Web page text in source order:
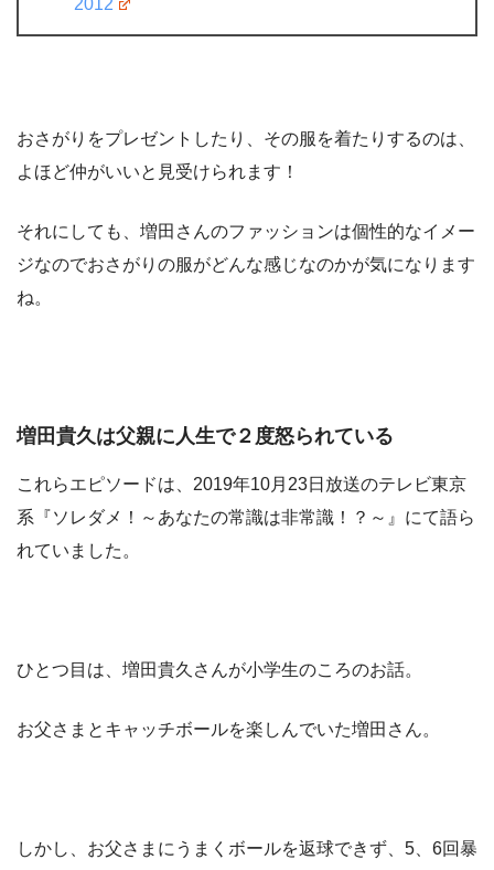
2012
おさがりをプレゼントしたり、その服を着たりするのは、
よほど仲がいいと見受けられます！
それにしても、増田さんのファッションは個性的なイメー
ジなのでおさがりの服がどんな感じなのかが気になります
ね。
増田貴久は父親に人生で２度怒られている
これらエピソードは、2019年10月23日放送のテレビ東京
系『ソレダメ！～あなたの常識は非常識！？～』にて語ら
れていました。
ひとつ目は、増田貴久さんが小学生のころのお話。
お父さまとキャッチボールを楽しんでいた増田さん。
しかし、お父さまにうまくボールを返球できず、5、6回暴